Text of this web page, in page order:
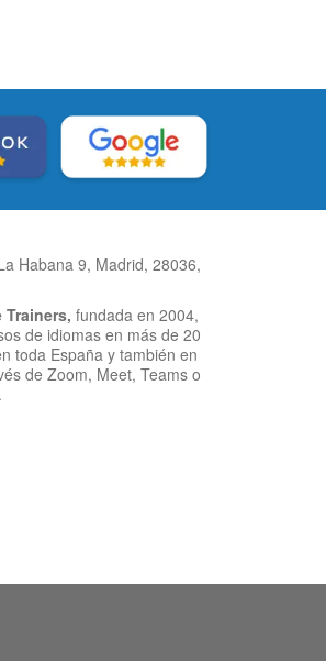
Habana 9, Madrid, 28036,
Trainers, fundada en 2004,
de idiomas en más de 20
toda España y también en
de Zoom, Meet, Teams o